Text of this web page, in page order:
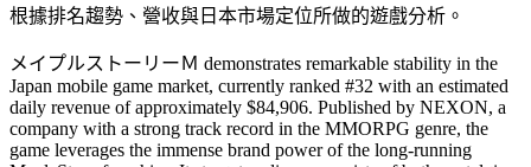
根據排名趨勢、營收與日本市場定位所做的遊戲分析。
メイプルストーリーＭ demonstrates remarkable stability in the
Japan mobile game market, currently ranked #32 with an estimated
daily revenue of approximately $84,906. Published by NEXON, a
company with a strong track record in the MMORPG genre, the
game leverages the immense brand power of the long-running